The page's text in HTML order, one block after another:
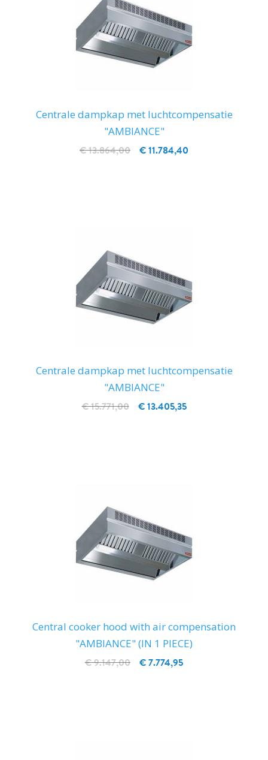
Centrale dampkap met luchtcompensatie
"AMBIANCE"
€ 11.784,40
€ 13.864,00
Centrale dampkap met luchtcompensatie
"AMBIANCE"
€ 13.405,35
€ 15.771,00
Central cooker hood with air compensation
"AMBIANCE" (IN 1 PIECE)
€ 7.774,95
€ 9.147,00